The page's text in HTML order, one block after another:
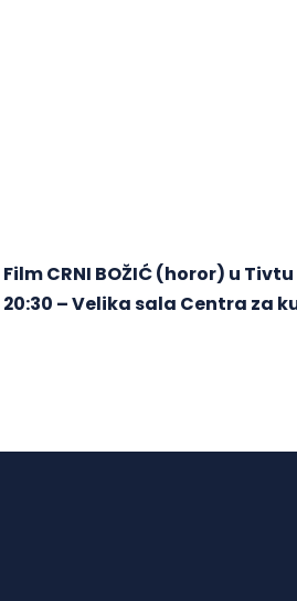
Film CRNI BOŽIĆ (horor) u
20:30 – Velika sala Centra za